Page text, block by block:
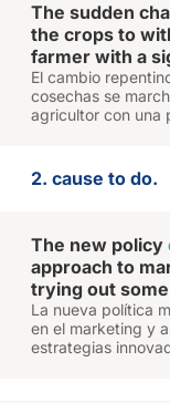
The sudden
the crops to
farmer with a
El cambio
cosechas se
agricultor con una
2. cause to do.
The new policy
approach to
trying out
La nueva política
en el marketing y
estrategias